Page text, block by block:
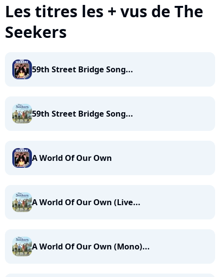
Les titres les + vus de The
Seekers
59th Street Bridge Song...
59th Street Bridge Song...
A World Of Our Own
A World Of Our Own (Live...
A World Of Our Own (Mono)...